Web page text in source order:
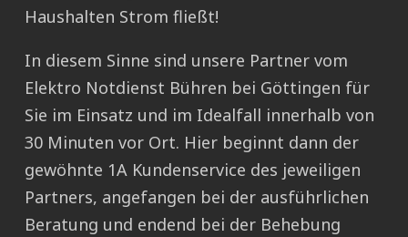
Haushalten Strom fließt!
In diesem Sinne sind unsere Partner vom
Elektro Notdienst Bühren bei Göttingen für
Sie im Einsatz und im Idealfall innerhalb von
30 Minuten vor Ort. Hier beginnt dann der
gewöhnte 1A Kundenservice des jeweiligen
Partners, angefangen bei der ausführlichen
Beratung und endend bei der Behebung